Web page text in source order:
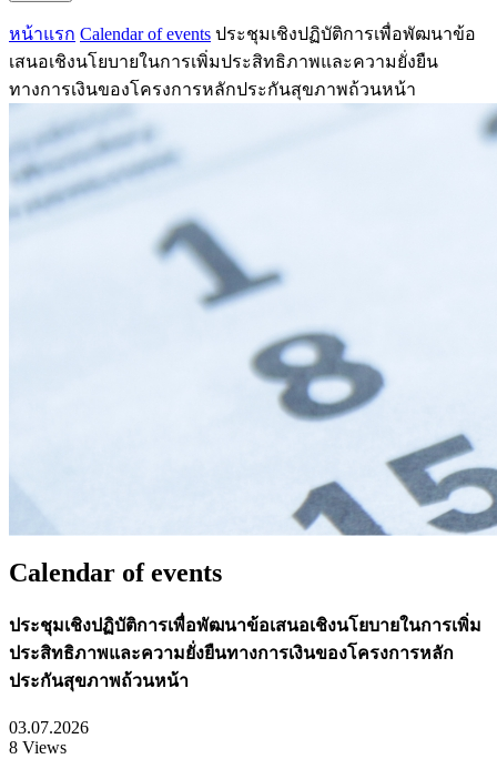
หน้าแรก Calendar of events ประชุมเชิงปฏิบัติการเพื่อพัฒนาข้อ
เสนอเชิงนโยบายในการเพิ่มประสิทธิภาพและความยั่งยืน
ทางการเงินของโครงการหลักประกันสุขภาพถ้วนหน้า
Calendar of events
ประชุมเชิงปฏิบัติการเพื่อพัฒนาข้อเสนอเชิงนโยบายในการเพิ่ม
ประสิทธิภาพและความยั่งยืนทางการเงินของโครงการหลัก
ประกันสุขภาพถ้วนหน้า
03.07.2026
8 Views